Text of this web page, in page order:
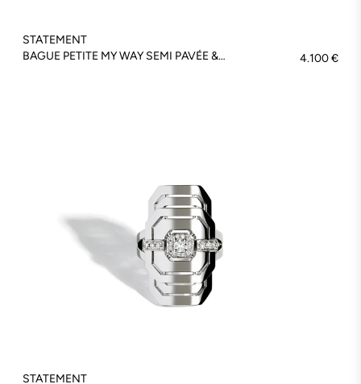
STATEMENT
BAGUE PETITE MY WAY SEMI PAVÉE & OR ROSE - FSJ342
4.100 €
STATEMENT